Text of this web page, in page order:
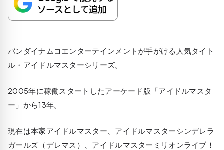
バンダイナムコエンターテインメントが手がける人気タイト
ル・アイドルマスターシリーズ。
2005年に稼働スタートしたアーケード版「アイドルマスタ
ー」から13年。
現在は本家アイドルマスター、アイドルマスターシンデレラ
ガールズ（デレマス）、アイドルマスターミリオンライブ！